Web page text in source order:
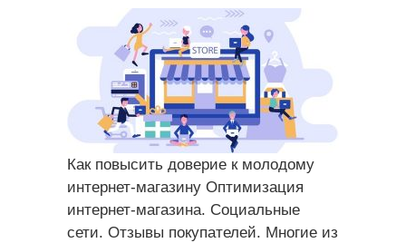
Как повысить доверие к молодому
интернет-магазину Оптимизация
интернет-магазина. Социальные
сети. Отзывы покупателей. Многие из